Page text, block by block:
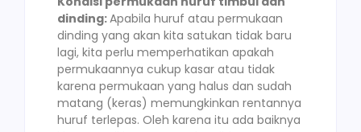
dinding:Apabila huruf atau permukaan
dinding yang akan kita satukan tidak baru
lagi, kita perlu memperhatikan apakah
permukaannya cukup kasar atau tidak
karena permukaan yang halus dan sudah
matang (keras) memungkinkan rentannya
huruf terlepas. Oleh karena itu ada baiknya